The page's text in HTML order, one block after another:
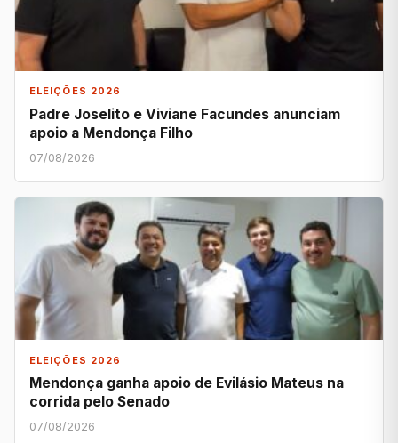
ELEIÇÕES 2026
Padre Joselito e Viviane Facundes anunciam
apoio a Mendonça Filho
07/08/2026
ELEIÇÕES 2026
Mendonça ganha apoio de Evilásio Mateus na
corrida pelo Senado
07/08/2026